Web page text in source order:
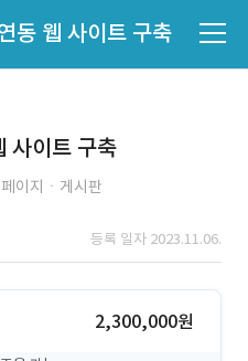
동 웹 사이트 구축
사이트 구축
이지ㆍ게시판
등록 일자 2023.11.06.
2,300,000원